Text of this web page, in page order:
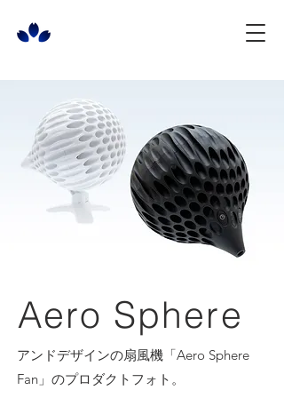
Aero Sphere
アンドデザインの扇風機「Aero Sphere
Fan」のプロダクトフォト。